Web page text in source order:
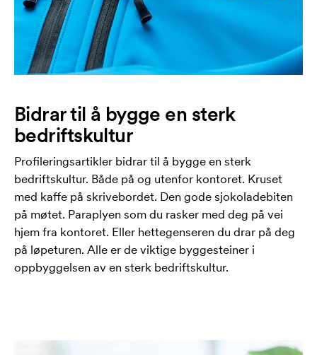
Bidrar til å bygge en sterk
bedriftskultur
Profileringsartikler bidrar til å bygge en sterk
bedriftskultur. Både på og utenfor kontoret. Kruset
med kaffe på skrivebordet. Den gode sjokoladebiten
på møtet. Paraplyen som du rasker med deg på vei
hjem fra kontoret. Eller hettegenseren du drar på deg
på løpeturen. Alle er de viktige byggesteiner i
oppbyggelsen av en sterk bedriftskultur.